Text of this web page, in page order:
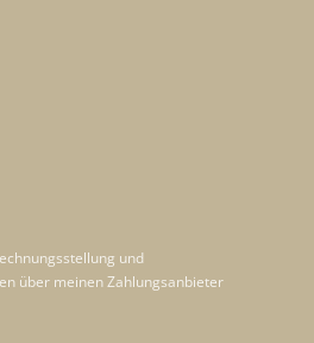
und
über meinen Zahlungsanbieter